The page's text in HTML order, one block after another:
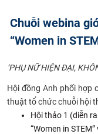
CƠ CẤU TỔ
ĐÀO TẠO
ĐẢM BẢO CHẤT
Chuỗi webina
“Women in
‘PHỤ NỮ HIỆN ĐẠI,
Hội đồng Anh phối hợp
thuật tổ chức chuỗi hội
Hội thảo 1 (diễn
“Women in